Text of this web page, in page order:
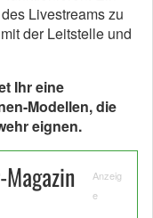
Livestreams zu
der Leitstelle und
Ihr eine
Modellen, die
eignen.
Anzeig
e